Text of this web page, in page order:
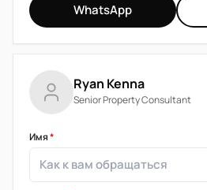
WhatsApp
Ryan Kenna
Senior Property Consultant
Имя*